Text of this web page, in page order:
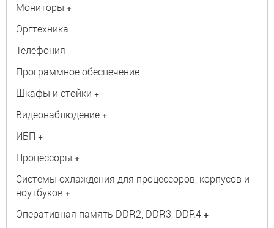
Мониторы +
Оргтехника
Телефония
Программное обеспечение
Шкафы и стойки +
Видеонаблюдение +
ИБП +
Процессоры +
Системы охлаждения для процессоров, корпусов и
ноутбуков +
Оперативная память DDR2, DDR3, DDR4 +